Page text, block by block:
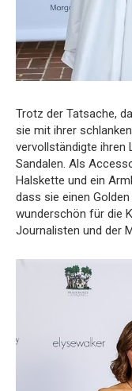
Trotz der Tatsache,
sie mit ihrer
vervollständigte ihren
Sandalen. Als
Halskette und ein
dass sie einen
wunderschön für die
Journalisten und der